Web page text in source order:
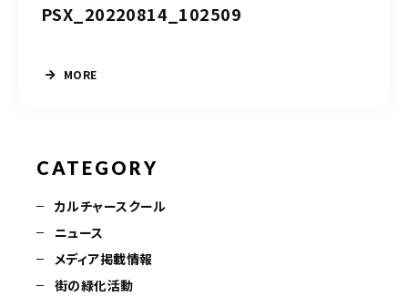
PSX_20220814_102509
MORE
CATEGORY
カルチャースクール
ニュース
メディア掲載情報
街の緑化活動